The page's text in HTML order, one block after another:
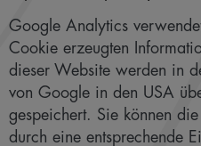
Google Analytics
Cookie erzeugten
dieser Website werden in
von Google in den USA
gespeichert. Sie können
durch eine entsprechende